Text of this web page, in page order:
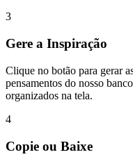
3
Gere a Inspiração
Clique no botão para gerar
pensamentos do nosso
organizados na tela.
4
Copie ou Baixe